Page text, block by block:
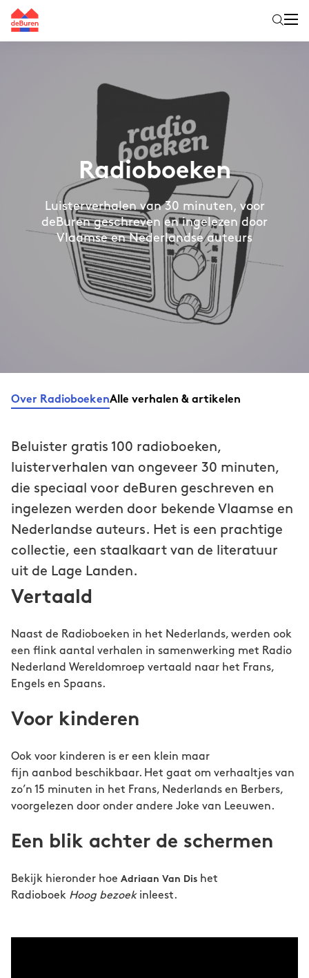
Radioboeken
Luisterverhalen van 30 minuten, voor
deBuren geschreven en ingelezen door
Vlaamse en Nederlandse auteurs
Over RadioboekenAlle verhalen & artikelen
Beluister gratis 100 radioboeken,
luisterverhalen van ongeveer 30 minuten,
die speciaal voor deBuren geschreven en
ingelezen werden door bekende Vlaamse en
Nederlandse auteurs. Het is een prachtige
collectie, een staalkaart van de literatuur
uit de Lage Landen.
Vertaald
Naast de Radioboeken in het Nederlands, werden ook
een flink aantal verhalen in samenwerking met Radio
Nederland Wereldomroep vertaald naar het Frans,
Engels en Spaans.
Voor kinderen
Ook voor kinderen is er een klein maar
fijn aanbod beschikbaar. Het gaat om verhaaltjes van
zo’n 15 minuten in het Frans, Nederlands en Berbers,
voorgelezen door onder andere Joke van Leeuwen.
Een blik achter de schermen
Bekijk hieronder hoe Adriaan Van Dis het
Radioboek Hoog bezoekinleest.